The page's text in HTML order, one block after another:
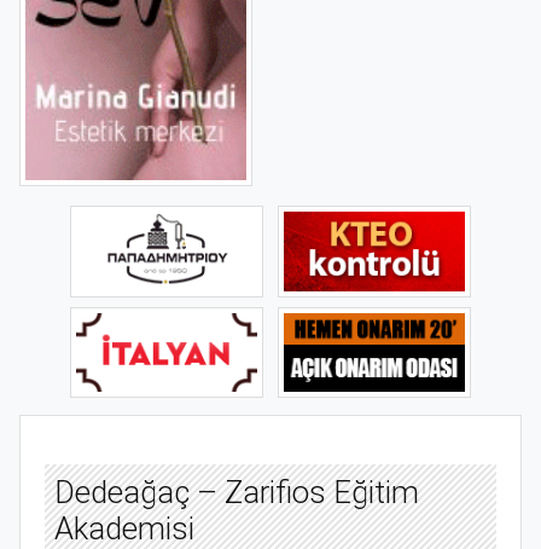
Dedeağaç – Zarifios Eğitim
Akademisi